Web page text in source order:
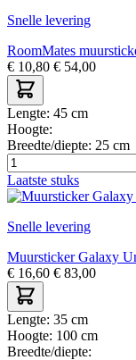
Snelle levering
RoomMates
€ 10,80 € 54,00
Lengte: 45 cm
Hoogte:
Breedte/diepte: 25 cm
Laatste stuks
Snelle levering
Muursticker Galaxy
€ 16,60 € 83,00
Lengte: 35 cm
Hoogte: 100 cm
Breedte/diepte: